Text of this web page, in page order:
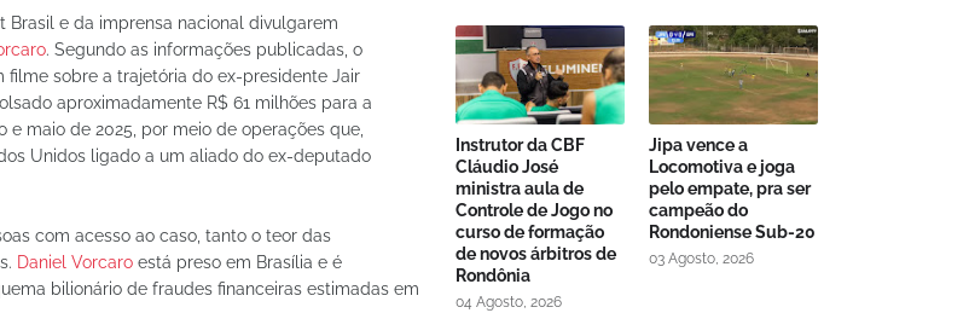
e da imprensa nacional divulgarem
. Segundo as informações publicadas, o
sobre a trajetória do ex-presidente Jair
aproximadamente R$ 61 milhões para a
e maio de 2025, por meio de operações que,
Unidos ligado a um aliado do ex-deputado
com acesso ao caso, tanto o teor das
Daniel Vorcaro está preso em Brasília e é
bilionário de fraudes financeiras estimadas em
Instrutor da CBF
Cláudio José
ministra aula de
Controle de Jogo no
curso de formação
de novos árbitros de
Rondônia
04 Agosto, 2026
Jipa vence a
Locomotiva e joga
pelo empate, pra ser
campeão do
Rondoniense Sub-20
03 Agosto, 2026